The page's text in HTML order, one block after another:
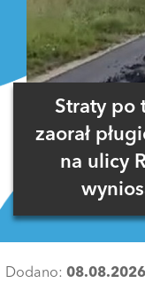
Straty po
zaorał
na ulicy
Dodano: 08.08.2026